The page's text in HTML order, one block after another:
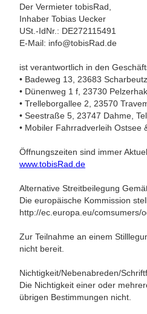
Der Vermieter tobisRad,
Inhaber Tobias Uecker
USt.-IdNr.: DE272115491
E-Mail: info@tobisRad.de
ist verantwortlich in den
• Badeweg 13, 23683
• Dünenweg 1 f, 23730
• Trelleborgallee 2, 23570
• Seestraße 5, 23747 Dahme,
• Mobiler Fahrradverleih Ostsee
Öffnungszeiten sind immer
www.tobisRad.de
Alternative Streitbeilegung
Die europäische Kommission
http://ec.europa.eu/comsumers/
Zur Teilnahme an einem
nicht bereit.
Nichtigkeit/Nebenabreden/
Die Nichtigkeit einer oder
übrigen Bestimmungen nicht.